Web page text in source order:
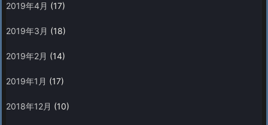
2019年4月 (17)
2019年3月 (18)
2019年2月 (14)
2019年1月 (17)
2018年12月 (10)